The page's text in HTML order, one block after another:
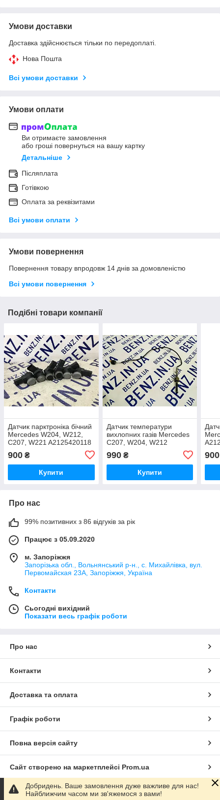
Умови доставки
Доставка здійснюється тільки по передоплаті.
Нова Пошта
Всі умови доставки
Умови оплати
Ви отримаєте замовлення
або гроші повернуться на вашу картку
Детальніше
Післяплата
Готівкою
Оплата за реквізитами
Всі умови оплати
Умови повернення
Повернення товару впродовж 14 днів за домовленістю
Всі умови повернення
Подібні товари компанії
Датчик парктроніка бічний
Mercedes W204, W212,
C207, W221 A2125420118
900 ₴
Купити
Датчик температури
вихлопних газів Mercedes
C207, W204, W212
990₴
Купити
900
Про нас
99% позитивних з 86 відгуків за рік
Працює з 05.09.2020
м. Запоріжжя
Запорізька обл., Вольнянський р-н., с. Михайлівка, вул.
Первомайская 23А, Запоріжжя, Україна
Контакти
Сьогодні вихідний
Показати весь графік роботи
Про нас
Контакти
Доставка та оплата
Графік роботи
Повна версія сайту
Сайт створено на маркетплейсі Prom.ua
Політика конфіденційності
Добридень. Ваше замовлення дуже важливе для нас!
Найближчим часом ми зв'яжемося з вами!